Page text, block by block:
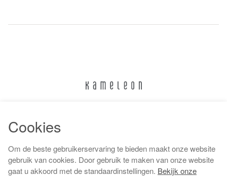
Algemene voorwaarden
Cookies
Om de beste gebruikerservaring te bieden maakt onze website
gebruik van cookies. Door gebruik te maken van onze website
gaat u akkoord met de standaardinstellingen. Bekijk onze